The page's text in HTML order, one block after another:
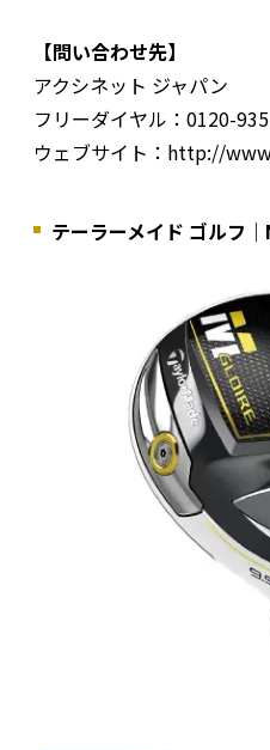
【問い合わせ先】
アクシネット ジャパン
フリーダイヤル：0120-
ウェブサイト：http://
テーラーメイド ゴルフ